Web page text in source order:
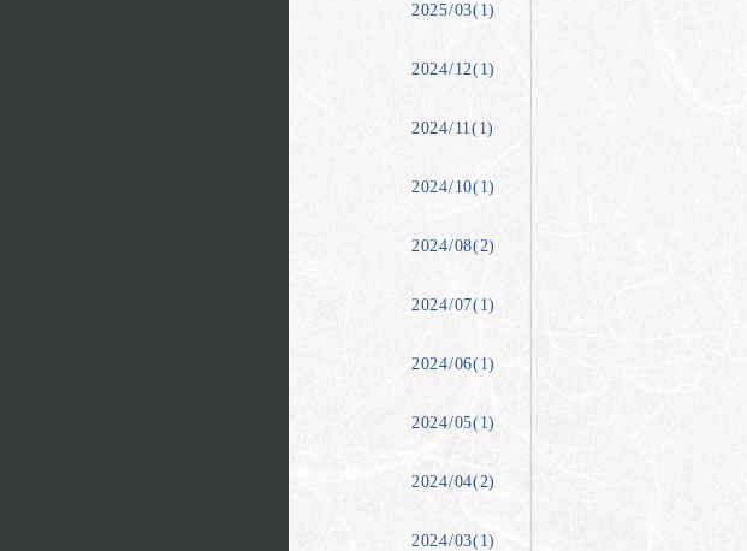
2025/03(1)
2024/12(1)
2024/11(1)
2024/10(1)
2024/08(2)
2024/07(1)
2024/06(1)
2024/05(1)
2024/04(2)
2024/03(1)